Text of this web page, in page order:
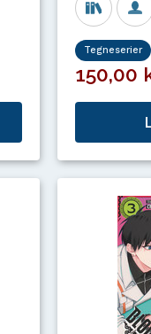
Tegneserier
150,00